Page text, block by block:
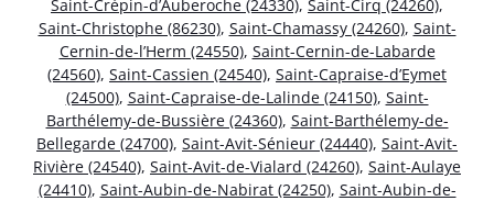
Saint-Crépin-d’Auberoche (24330), Saint-Cirq (24260),
Saint-Christophe (86230), Saint-Chamassy (24260), Saint-
Cernin-de-l’Herm (24550), Saint-Cernin-de-Labarde
(24560), Saint-Cassien (24540), Saint-Capraise-d’Eymet
(24500), Saint-Capraise-de-Lalinde (24150), Saint-
Barthélemy-de-Bussière (24360), Saint-Barthélemy-de-
Bellegarde (24700), Saint-Avit-Sénieur (24440), Saint-Avit-
Rivière (24540), Saint-Avit-de-Vialard (24260), Saint-Aulaye
(24410), Saint-Aubin-de-Nabirat (24250), Saint-Aubin-de-